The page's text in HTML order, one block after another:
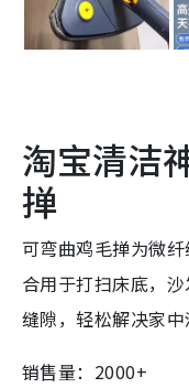
淘宝清洁
掸
可弯曲鸡毛掸为微
合用于打扫床底，
缝隙，轻松解决家中
销售量：2000+